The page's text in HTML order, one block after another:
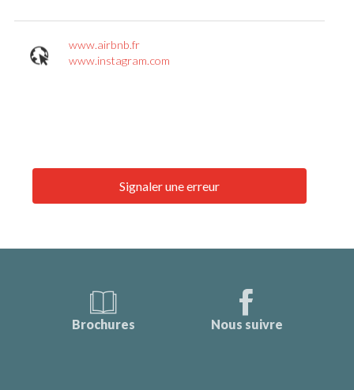
www.airbnb.fr
www.instagram.com
Signaler une erreur
Brochures Nous suivre